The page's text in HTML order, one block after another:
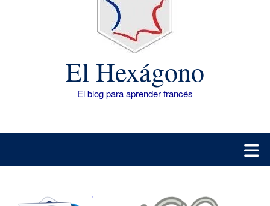
El Hexágono
El blog para aprender francés